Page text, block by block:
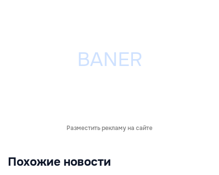
Разместить рекламу на сайте
Похожие новости